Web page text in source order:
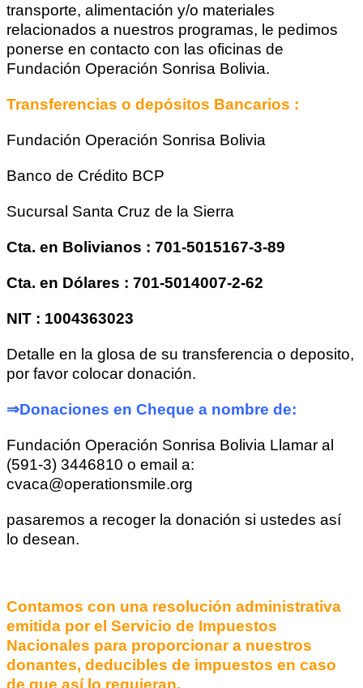
transporte, alimentación y/o materiales
relacionados a nuestros programas, le pedimos
ponerse en contacto con las oficinas de
Fundación Operación Sonrisa Bolivia.
Transferencias o depósitos Bancarios :
Fundación Operación Sonrisa Bolivia
Banco de Crédito BCP
Sucursal Santa Cruz de la Sierra
Cta. en Bolivianos : 701-5015167-3-89
Cta. en Dólares : 701-5014007-2-62
NIT : 1004363023
Detalle en la glosa de su transferencia o deposito,
por favor colocar donación.
⇒Donaciones en Cheque a nombre de:
Fundación Operación Sonrisa Bolivia Llamar al
(591-3) 3446810 o email a:
cvaca@operationsmile.org
pasaremos a recoger la donación si ustedes así
lo desean.
Contamos con una resolución administrativa
emitida por el Servicio de Impuestos
Nacionales para proporcionar a nuestros
donantes, deducibles de impuestos en caso
de que así lo requieran.